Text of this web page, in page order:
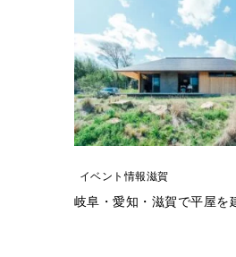
イベント情報滋賀
岐阜・愛知・滋賀で平屋を